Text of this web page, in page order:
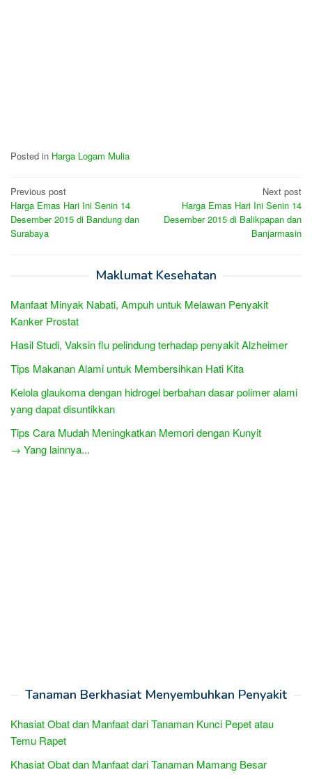
Posted in Harga Logam Mulia
Post
navigation
Previous post
Harga Emas Hari Ini Senin 14
Desember 2015 di Bandung dan
Surabaya
Next post
Harga Emas Hari Ini Senin 14
Desember 2015 di Balikpapan dan
Banjarmasin
Maklumat Kesehatan
Manfaat Minyak Nabati, Ampuh untuk Melawan Penyakit
Kanker Prostat
Hasil Studi, Vaksin flu pelindung terhadap penyakit Alzheimer
Tips Makanan Alami untuk Membersihkan Hati Kita
Kelola glaukoma dengan hidrogel berbahan dasar polimer alami
yang dapat disuntikkan
Tips Cara Mudah Meningkatkan Memori dengan Kunyit
→ Yang lainnya...
Tanaman Berkhasiat Menyembuhkan Penyakit
Khasiat Obat dan Manfaat dari Tanaman Kunci Pepet atau
Temu Rapet
Khasiat Obat dan Manfaat dari Tanaman Mamang Besar